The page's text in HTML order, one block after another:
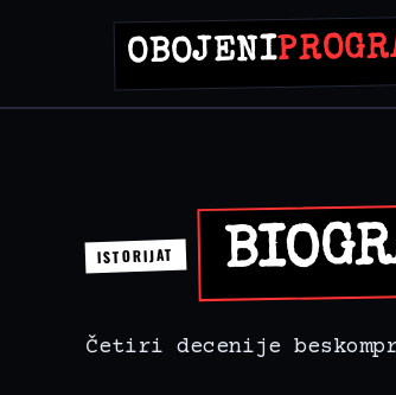
OBOJENI
ISTORIJAT
Četiri decenije